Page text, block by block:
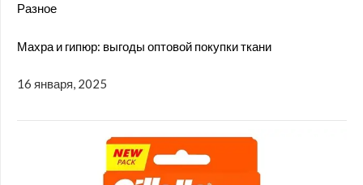
Разное
Махра и гипюр: выгоды оптовой покупки ткани
16 января, 2025